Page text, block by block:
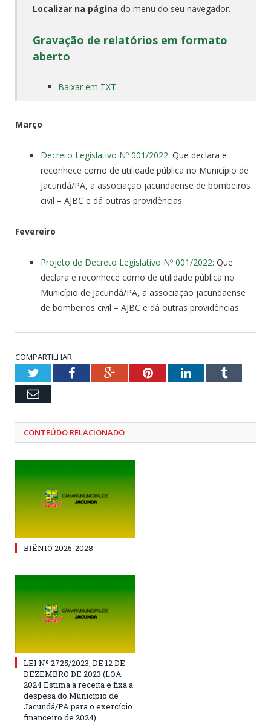
Localizar na página do menu do seu navegador.
Gravação de relatórios em formato
aberto
Baixar em TXT
Março
Decreto Legislativo Nº 001/2022: Que declara e
reconhece como de utilidade pública no Município de
Jacundá/PA, a associação jacundaense de bombeiros
civil – AJBC e dá outras providências
Fevereiro
Projeto de Decreto Legislativo Nº 001/2022: Que
declara e reconhece como de utilidade pública no
Município de Jacundá/PA, a associação jacundaense
de bombeiros civil – AJBC e dá outras providências
COMPARTILHAR:
TwitterFacebookGoogle+PinterestLinkedInTumblr
Email
CONTEÚDO RELACIONADO
BIÊNIO 2025-2028
LEI Nº 2725/2023, DE 12 DE
DEZEMBRO DE 2023 (LOA
2024 Estima a receita e fixa a
despesa do Município de
Jacundá/PA para o exercício
financeiro de 2024)